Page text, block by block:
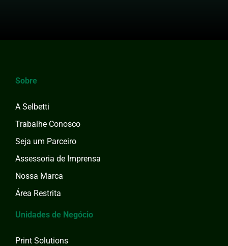
Sobre
A Selbetti
Trabalhe Conosco
Seja um Parceiro
Assessoria de Imprensa
Nossa Marca
Área Restrita
Unidades de Negócio
Print Solutions